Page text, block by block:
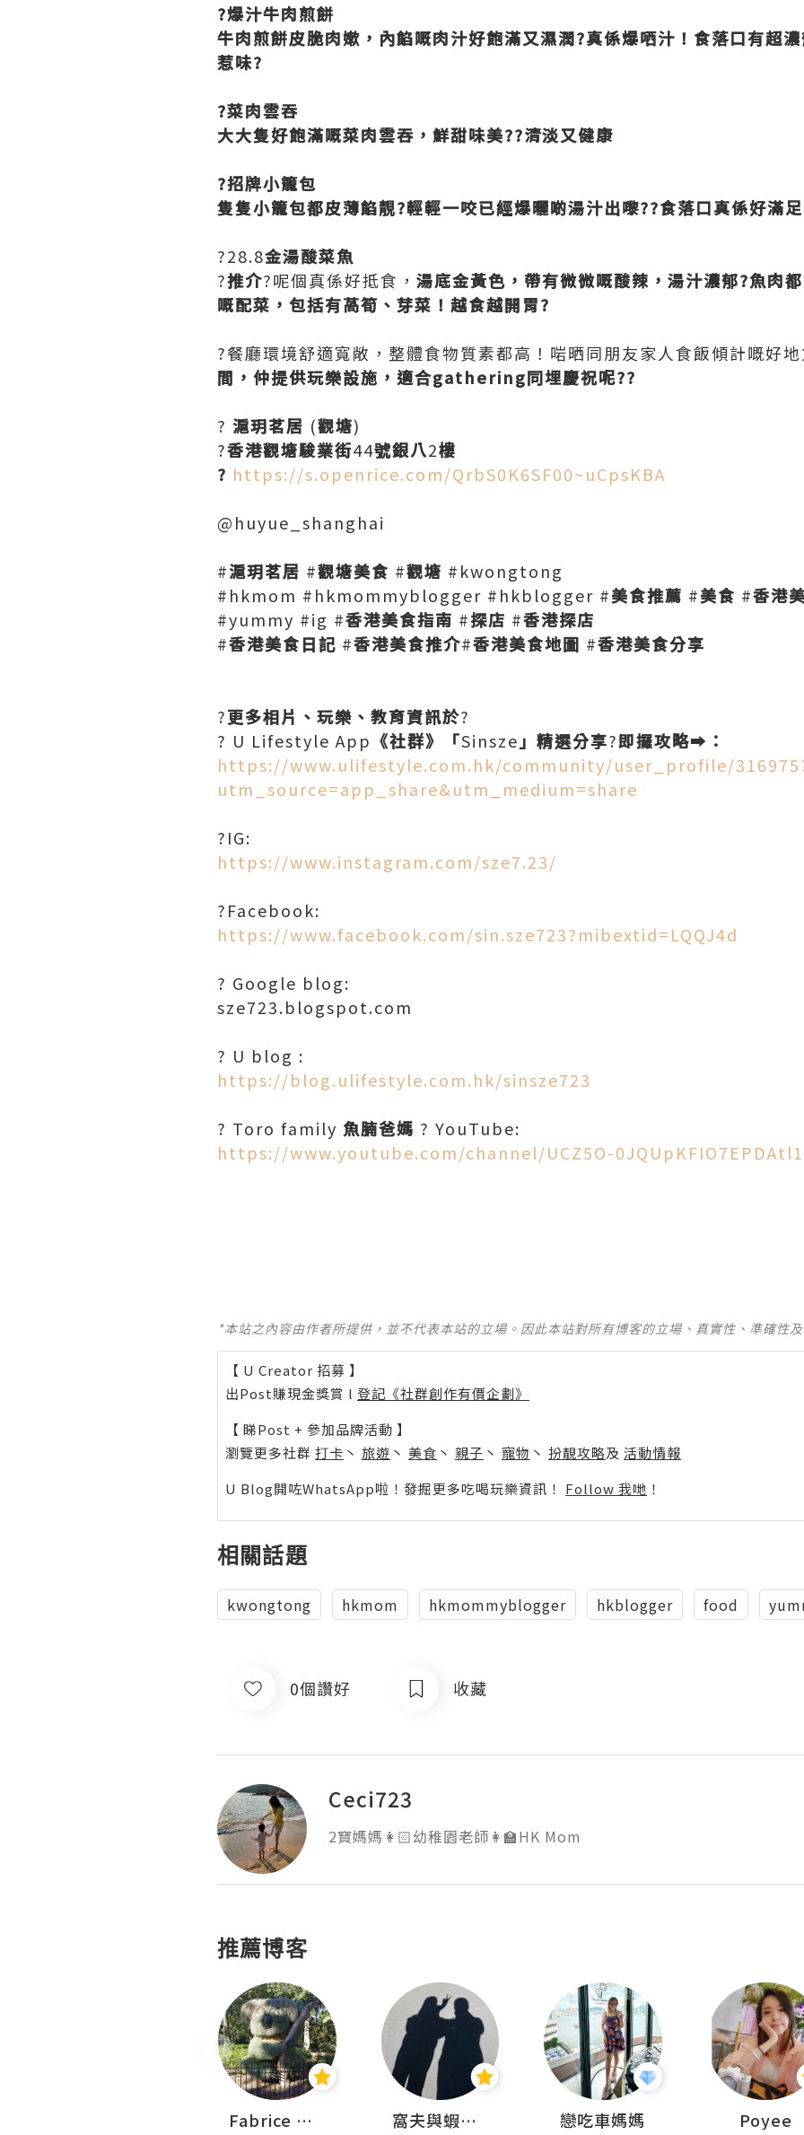
?爆汁牛肉煎餅
牛肉煎餅皮脆肉嫰，內餡嘅肉汁好飽滿又濕潤?真係爆哂汁！食落口有超
惹味?
?菜肉雲吞
大大隻好飽滿嘅菜肉雲吞，鮮甜味美??清淡又健康
?招牌小籠包
隻隻小籠包都皮薄餡靚?輕輕一咬已經爆曬啲湯汁出嚟??食落口真係好滿
?28.8金湯酸菜魚
?推介?呢個真係好抵食， 湯底金黃色，帶有微微嘅酸辣，湯汁濃郁?魚肉
嘅配菜，包括有萵筍、芽菜！越食越開胃?
?餐廳環境舒適寬敞，整體食物質素都高！啱晒同朋友家人食飯傾計嘅好地
間，仲提供玩樂設施，適合gathering同埋慶祝呢??
? 滬玥茗居 (觀塘)
?香港觀塘駿業街44號銀八2樓
? https://s.openrice.com/QrbS0K6SF00~uCpsKBA
@huyue_shanghai
#滬玥茗居 #觀塘美食 #觀塘 #kwongtong
#hkmom #hkmommyblogger #hkblogger #美食推薦 #美食 #香港
#yummy #ig #香港美食指南 #探店 #香港探店
#香港美食日記 #香港美食推介#香港美食地圖 #香港美食分享
?更多相片、玩樂、教育資訊於?
? U Lifestyle App 《社群》「Sinsze 」精選分享?即攞攻略➡️ ：
https://www.ulifestyle.com.hk/community/user_profile/
utm_source=app_share&utm_medium=share
?IG:
https://www.instagram.com/sze7.23/
?Facebook:
https://www.facebook.com/sin.sze723?mibextid=LQQJ4d
? Google blog:
sze723.blogspot.com
? U blog :
https://blog.ulifestyle.com.hk/sinsze723
? Toro family 魚腩爸媽 ? YouTube:
https://www.youtube.com/channel/UCZ5O-
*本站之內容由作者所提供，並不代表本站的立場。因此本站對所有博客的立場、真實性、準確性
【 U Creator 招募 】
出Post賺現金獎賞 l 登記《社群創作有價企劃》
【 睇Post + 參加品牌活動 】
瀏覽更多社群 打卡 丶 旅遊 丶 美食 丶 親子 丶 寵物 丶 扮靚攻略及 活動情報
U Blog開咗WhatsApp啦！發掘更多吃喝玩樂資訊！ Follow 我哋 ！
相關話題
kwongtong hkmom hkmommyblogger hkblogger food
0個讚好 收藏
Ceci723
推薦博客
Fabrice 嚐味 窩夫與蝦子餅 戀吃車媽媽 Poyee